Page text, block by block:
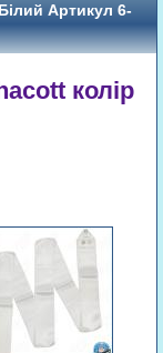
Артикул 6-
колір